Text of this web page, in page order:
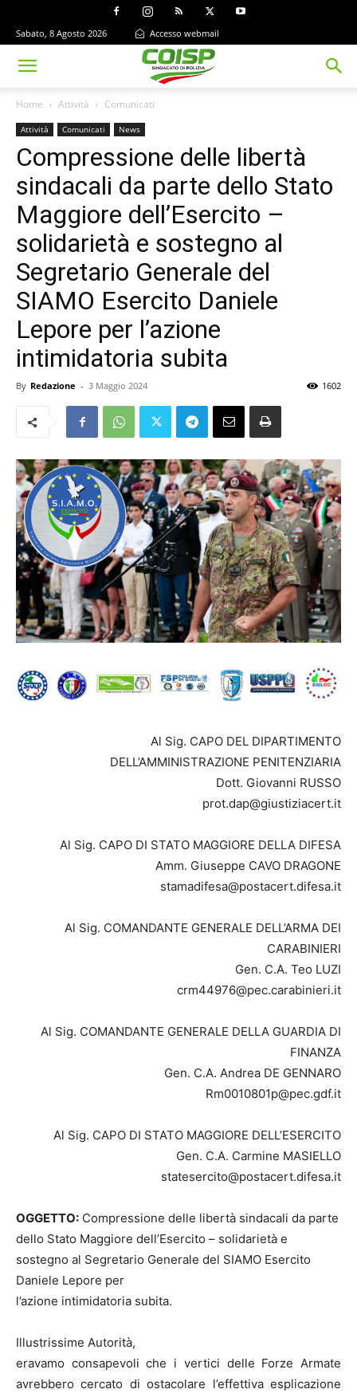
Sabato, 8 Agosto 2026 Accesso webmail
Home Attività Comunicati
Attività Comunicati News
Compressione delle libertà
sindacali da parte dello Stato
Maggiore dell’Esercito –
solidarietà e sostegno al
Segretario Generale del
SIAMO Esercito Daniele
Lepore per l’azione
intimidatoria subita
By Redazione - 3 Maggio 2024 1602
Al Sig. CAPO DEL DIPARTIMENTO
DELL’AMMINISTRAZIONE PENITENZIARIA
Dott. Giovanni RUSSO
prot.dap@giustiziacert.it
Al Sig. CAPO DI STATO MAGGIORE DELLA DIFESA
Amm. Giuseppe CAVO DRAGONE
stamadifesa@postacert.difesa.it
Al Sig. COMANDANTE GENERALE DELL’ARMA DEI
CARABINIERI
Gen. C.A. Teo LUZI
crm44976@pec.carabinieri.it
Al Sig. COMANDANTE GENERALE DELLA GUARDIA DI
FINANZA
Gen. C.A. Andrea DE GENNARO
Rm0010801p@pec.gdf.it
Al Sig. CAPO DI STATO MAGGIORE DELL’ESERCITO
Gen. C.A. Carmine MASIELLO
statesercito@postacert.difesa.it
OGGETTO: Compressione delle libertà sindacali da parte
dello Stato Maggiore dell’Esercito – solidarietà e
sostegno al Segretario Generale del SIAMO Esercito
Daniele Lepore per
l’azione intimidatoria subita.
Illustrissime Autorità,
eravamo consapevoli che i vertici delle Forze Armate
avrebbero cercato di ostacolare l’effettiva esplicazione